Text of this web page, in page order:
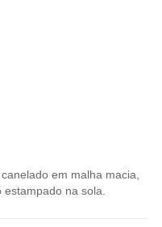
em malha macia,
na sola.